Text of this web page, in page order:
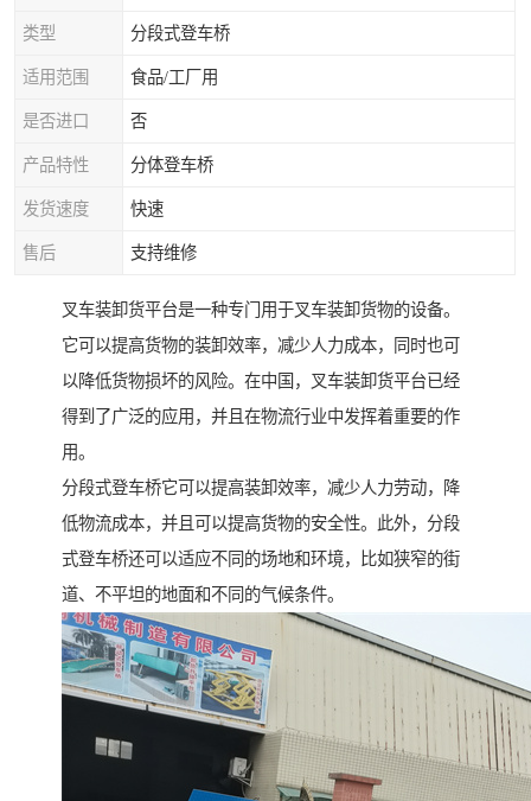
类型 分段式登车桥
适用范围 食品/工厂用
是否进口 否
产品特性 分体登车桥
发货速度 快速
售后 支持维修
叉车装卸货平台是一种专门用于叉车装卸货物的设备。
它可以提高货物的装卸效率，减少人力成本，同时也可
以降低货物损坏的风险。在中国，叉车装卸货平台已经
得到了广泛的应用，并且在物流行业中发挥着重要的作
用。
分段式登车桥它可以提高装卸效率，减少人力劳动，降
低物流成本，并且可以提高货物的安全性。此外，分段
式登车桥还可以适应不同的场地和环境，比如狭窄的街
道、不平坦的地面和不同的气候条件。